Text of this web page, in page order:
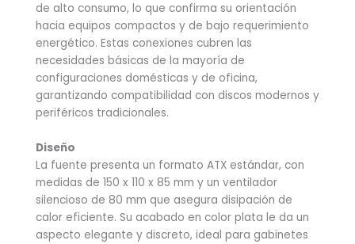
de alto consumo, lo que confirma su orientación
hacia equipos compactos y de bajo requerimiento
energético. Estas conexiones cubren las
necesidades básicas de la mayoría de
configuraciones domésticas y de oficina,
garantizando compatibilidad con discos modernos y
periféricos tradicionales.
Diseño
La fuente presenta un formato ATX estándar, con
medidas de 150 x 110 x 85 mm y un ventilador
silencioso de 80 mm que asegura disipación de
calor eficiente. Su acabado en color plata le da un
aspecto elegante y discreto, ideal para gabinetes